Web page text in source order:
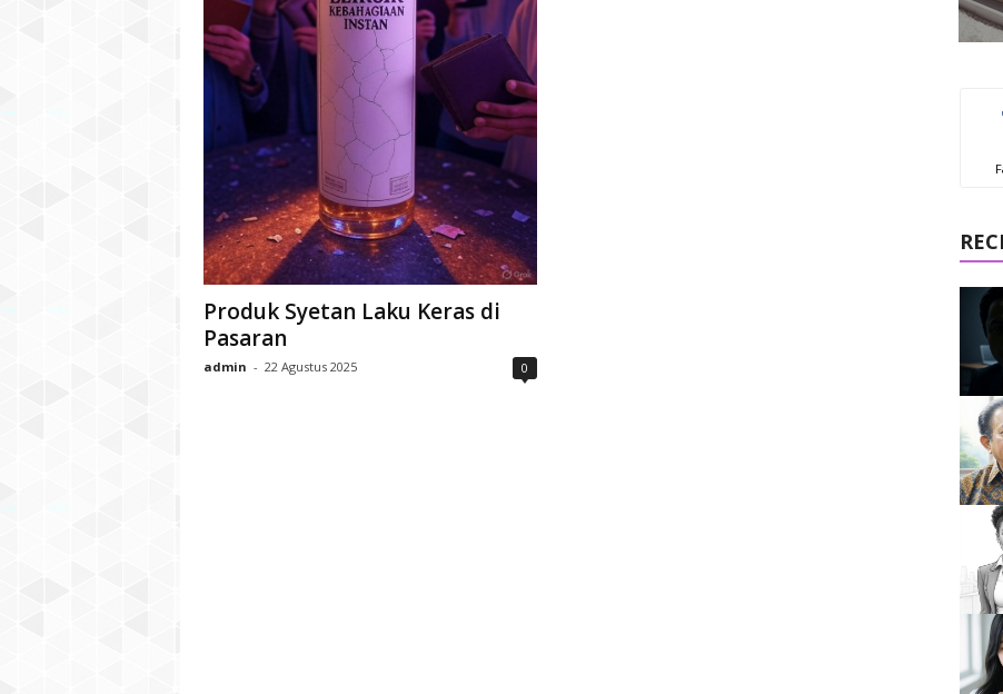
Produk Syetan Laku Keras di
Pasaran
admin - 22 Agustus 2025 0